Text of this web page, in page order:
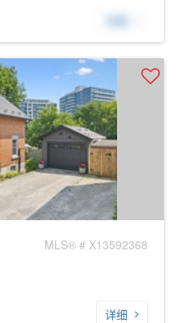
详细
MLS® # X13592368
详细